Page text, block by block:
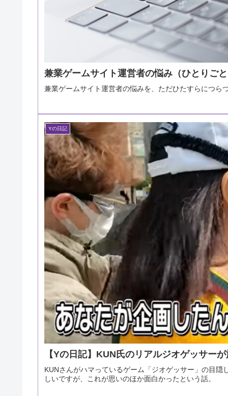
兼業ゲームサイト運営者の悩み（ひとりご
兼業ゲームサイト運営者の悩みを、ただひたすらにつ
Yの日記
【Yの日記】KUN氏のリアルジオゲッサー
KUNさんがハマっているゲーム「ジオゲッサー」の目
しいですが、これが思いのほか面白かったという話。